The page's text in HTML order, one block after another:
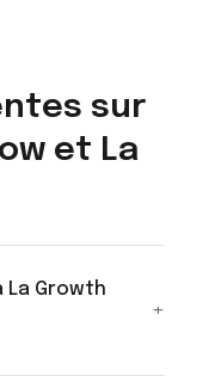
sur
et La
La Growth
+